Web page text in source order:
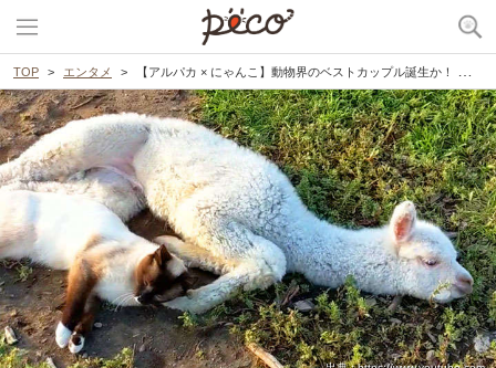
TOP エンタメ 【アルパカ × にゃんこ】動物界のベストカップル誕生か！ あまりに自然に溶け込むふたりにきゅん♡